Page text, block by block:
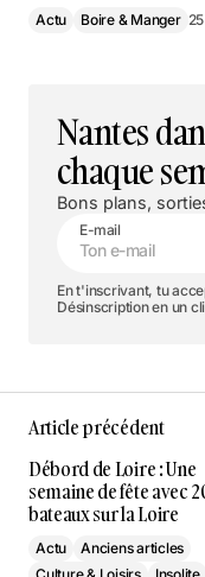
Actu Boire & Manger
Nantes
chaque
Bons plans,
E-mail
En t'inscrivant, tu
Désinscription en un
Article précédent
Débord de Loire : Une
semaine de fête avec
bateaux sur la Loire
Actu
Anciens articles